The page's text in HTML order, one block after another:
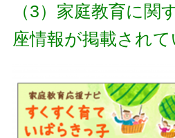
（3）家庭教育に関
座情報が掲載されて